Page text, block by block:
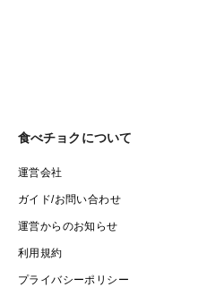
食べチョクについて
運営会社
ガイド/お問い合わせ
運営からのお知らせ
利用規約
プライバシーポリシー